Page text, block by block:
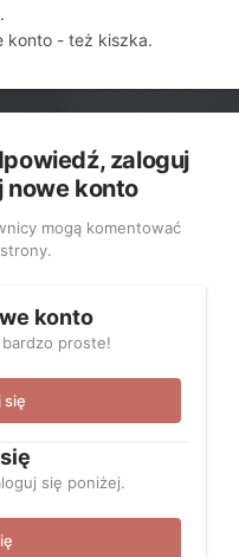
konto - też kiszka.
zaloguj
nowe konto
mogą komentować
konto
bardzo proste!
się
się poniżej.